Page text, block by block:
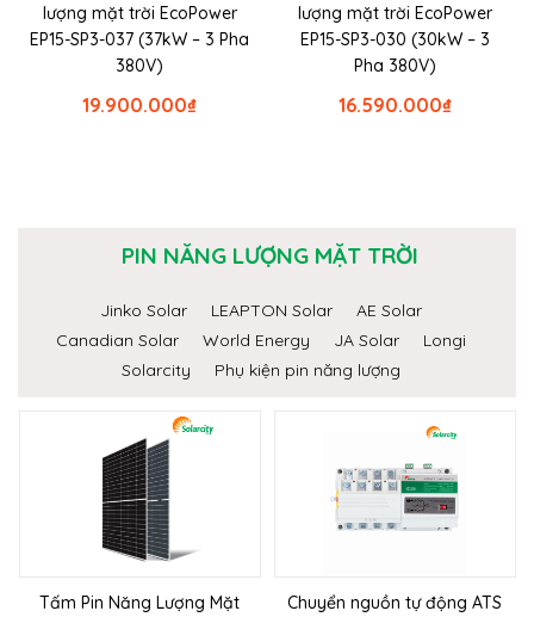
lượng mặt trời EcoPower
EP15-SP3-037 (37kW – 3 Pha
380V)
₫
19.900.000
lượng mặt trời EcoPower
EP15-SP3-030 (30kW – 3
Pha 380V)
₫
16.590.000
PIN NĂNG LƯỢNG MẶT TRỜI
Jinko Solar LEAPTON Solar
AE Solar
Canadian Solar
World Energy JA Solar
Longi
Solarcity
Phụ kiện pin năng lượng
Tấm Pin Năng Lượng Mặt
Chuyển nguồn tự động ATS